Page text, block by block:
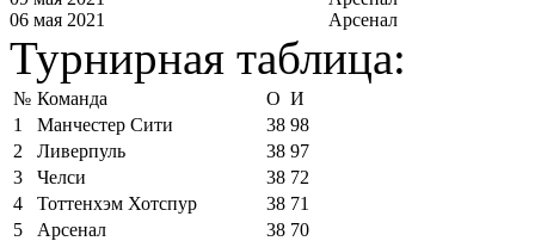
06 мая 2021
Арсенал
Турнирная таблица:
№ Команда О И
1
Манчестер Сити 38 98
2
Ливерпуль 38 97
3
Челси 38 72
4
Тоттенхэм Хотспур 38 71
5
Арсенал 38 70